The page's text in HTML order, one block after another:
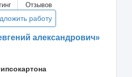
Отзывов
работу
александрович»